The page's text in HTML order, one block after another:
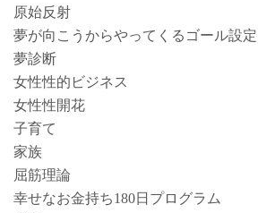
原始反射
夢が向こうからやってくるゴール設定
夢診断
女性性的ビジネス
女性性開花
子育て
家族
屈筋理論
幸せなお金持ち180日プログラム